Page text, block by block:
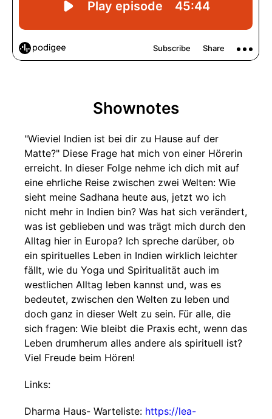
Shownotes
"Wieviel Indien ist bei dir zu Hause auf der
Matte?" Diese Frage hat mich von einer Hörerin
erreicht. In dieser Folge nehme ich dich mit auf
eine ehrliche Reise zwischen zwei Welten: Wie
sieht meine Sadhana heute aus, jetzt wo ich
nicht mehr in Indien bin? Was hat sich verändert,
was ist geblieben und was trägt mich durch den
Alltag hier in Europa? Ich spreche darüber, ob
ein spirituelles Leben in Indien wirklich leichter
fällt, wie du Yoga und Spiritualität auch im
westlichen Alltag leben kannst und, was es
bedeutet, zwischen den Welten zu leben und
doch ganz in dieser Welt zu sein. Für alle, die
sich fragen: Wie bleibt die Praxis echt, wenn das
Leben drumherum alles andere als spirituell ist?
Viel Freude beim Hören!
Links:
Dharma Haus- Warteliste: https://lea-